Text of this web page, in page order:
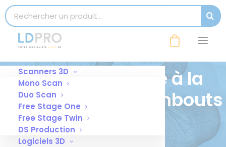
Search for:
Scanners 3D
Mono Scan
Duo Scan
Free Stage One
Free Stage Twin
DS Production
Logiciels 3D
Boutique dédiée à la
fabrication des embouts
auditifs 3D
modal-check